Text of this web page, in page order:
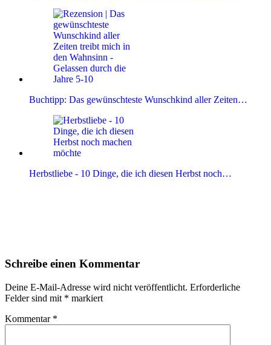
Buchtipp: Das gewünschteste Wunschkind aller Zeiten…
Herbstliebe - 10 Dinge, die ich diesen Herbst noch…
Interaktionen
Schreibe einen Kommentar
Deine E-Mail-Adresse wird nicht veröffentlicht. Erforderliche
Felder sind mit * markiert
Kommentar *